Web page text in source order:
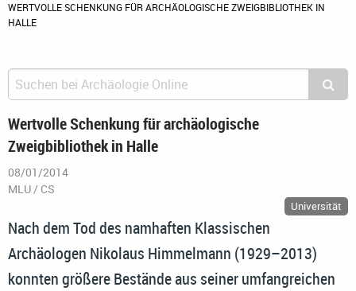
WERTVOLLE SCHENKUNG FÜR ARCHÄOLOGISCHE ZWEIGBIBLIOTHEK IN
HALLE
Wertvolle Schenkung für archäologische
Zweigbibliothek in Halle
08/01/2014
MLU / CS
Universität
Nach dem Tod des namhaften Klassischen
Archäologen Nikolaus Himmelmann (1929–2013)
konnten größere Bestände aus seiner umfangreichen